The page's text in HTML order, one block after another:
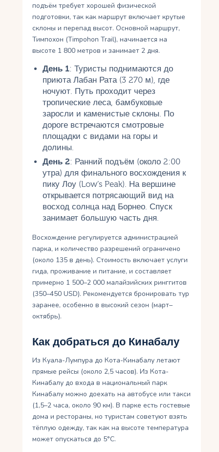
подъём требует хорошей физической
подготовки, так как маршрут включает крутые
склоны и перепад высот. Основной маршрут,
Тимпохон (Timpohon Trail), начинается на
высоте 1 800 метров и занимает 2 дня.
День 1: Туристы поднимаются до
приюта Лабан Рата (3 270 м), где
ночуют. Путь проходит через
тропические леса, бамбуковые
заросли и каменистые склоны. По
дороге встречаются смотровые
площадки с видами на горы и
долины.
День 2: Ранний подъём (около 2:00
утра) для финального восхождения к
пику Лоу (Low’s Peak). На вершине
открывается потрясающий вид на
восход солнца над Борнео. Спуск
занимает большую часть дня.
Восхождение регулируется администрацией
парка, и количество разрешений ограничено
(около 135 в день). Стоимость включает услуги
гида, проживание и питание, и составляет
примерно 1 500–2 000 малайзийских ринггитов
(350–450 USD). Рекомендуется бронировать тур
заранее, особенно в высокий сезон (март–
октябрь).
Как добраться до Кинабалу
Из Куала-Лумпура до Кота-Кинабалу летают
прямые рейсы (около 2,5 часов). Из Кота-
Кинабалу до входа в национальный парк
Кинабалу можно доехать на автобусе или такси
(1,5–2 часа, около 90 км). В парке есть гостевые
дома и рестораны, но туристам советуют взять
тёплую одежду, так как на высоте температура
может опускаться до 5°C.